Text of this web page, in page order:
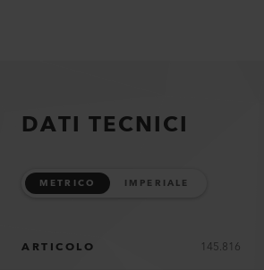
DATI TECNICI
METRICO IMPERIALE
ARTICOLO 145.816